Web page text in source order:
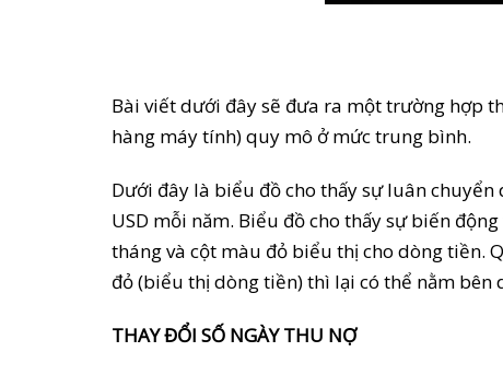
Bài viết dưới đây sẽ đưa ra một trường hợp
hàng máy tính) quy mô ở mức trung bình.
Dưới đây là biểu đồ cho thấy sự luân
USD mỗi năm. Biểu đồ cho thấy sự biến
tháng và cột màu đỏ biểu thị cho dòng tiền.
đỏ (biểu thị dòng tiền) thì lại có thể nằm bên
THAY ĐỔI SỐ NGÀY THU NỢ